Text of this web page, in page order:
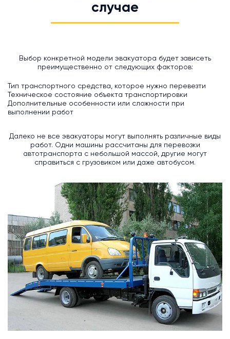
случае
Выбор конкретной модели эвакуатора будет зависеть
преимущественно от следующих факторов:
Тип транспортного средства, которое нужно перевезти
Техническое состояние объекта транспортировки
Дополнительные особенности или сложности при
выполнении работ
Далеко не все эвакуаторы могут выполнять различные виды
работ. Одни машины рассчитаны для перевозки
автотранспорта с небольшой массой, другие могут
справиться с грузовиком или даже автобусом.